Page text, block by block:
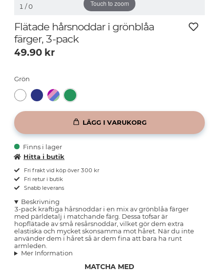
Touch to zoom
1 / 0
Flätade hårsnoddar i grönblåa
färger, 3-pack
49.90 kr
Grön
LÄGG I VARUKORG
Finns i lager
Hitta i butik
Fri frakt vid köp över 300 kr
Fri retur i butik
Snabb leverans
Beskrivning
3-pack kraftiga hårsnoddar i en mix av grönblåa färger
med pärldetalj i matchande färg. Dessa tofsar är
hopflätade av små resårsnoddar, vilket gör dem extra
elastiska och mycket skonsamma mot håret. När du inte
använder dem i håret så är dem fina att bara ha runt
armleden.
Mer Information
MATCHA MED